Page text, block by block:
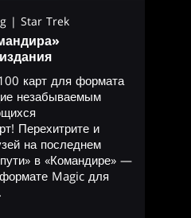
| Star Trek
карт для формата
незабываемым
Перехитрите и
на последнем
в «Командире» —
Magic для